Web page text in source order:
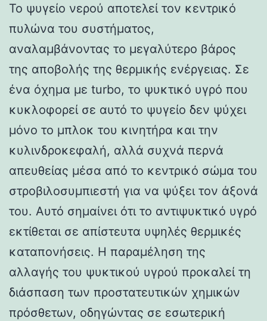
Το ψυγείο νερού αποτελεί τον κεντρικό
πυλώνα του συστήματος,
αναλαμβάνοντας το μεγαλύτερο βάρος
της αποβολής της θερμικής ενέργειας. Σε
ένα όχημα με turbo, το ψυκτικό υγρό που
κυκλοφορεί σε αυτό το ψυγείο δεν ψύχει
μόνο το μπλοκ του κινητήρα και την
κυλινδροκεφαλή, αλλά συχνά περνά
απευθείας μέσα από το κεντρικό σώμα του
στροβιλοσυμπιεστή για να ψύξει τον άξονά
του. Αυτό σημαίνει ότι το αντιψυκτικό υγρό
εκτίθεται σε απίστευτα υψηλές θερμικές
καταπονήσεις. Η παραμέληση της
αλλαγής του ψυκτικού υγρού προκαλεί τη
διάσπαση των προστατευτικών χημικών
πρόσθετων, οδηγώντας σε εσωτερική